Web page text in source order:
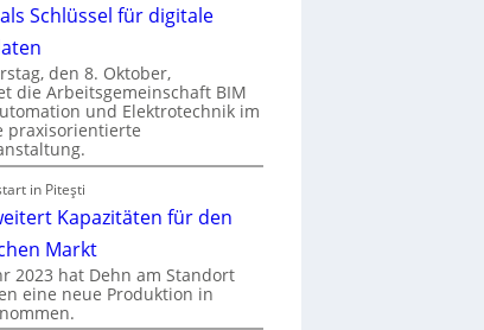
Schlüssel für digitale
den 8. Oktober,
die Arbeitsgemeinschaft BIM
und Elektrotechnik im
praxisorientierte
in Piteşti
Kapazitäten für den
Markt
2023 hat Dehn am Standort
eine neue Produktion in